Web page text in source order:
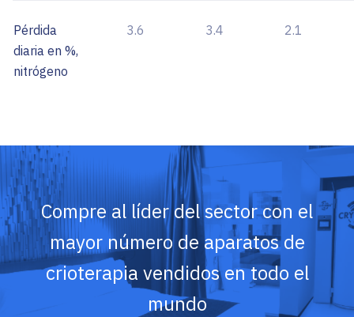
Pérdida
diaria en %,
nitrógeno
3.6 3.4 2.1
Compre al líder del sector con el
mayor número de aparatos de
crioterapia vendidos en todo el
mundo